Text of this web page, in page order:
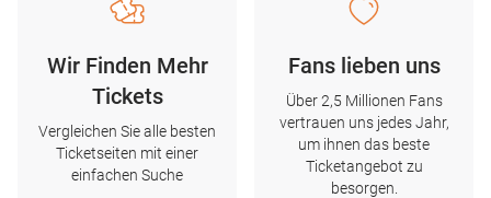
Wir Finden Mehr
Tickets
Vergleichen Sie alle besten
Ticketseiten mit einer
einfachen Suche
Fans lieben uns
Über 2,5 Millionen Fans
vertrauen uns jedes Jahr,
um ihnen das beste
Ticketangebot zu
besorgen.